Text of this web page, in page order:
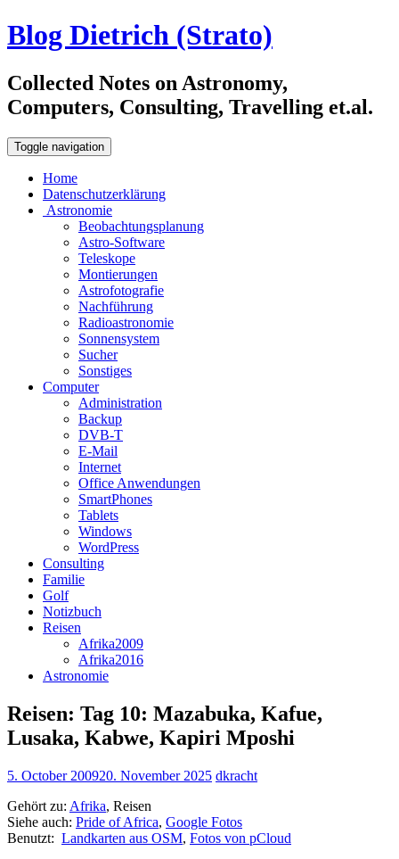
Blog Dietrich (Strato)
Collected Notes on Astronomy,
Computers, Consulting, Travelling et.al.
Toggle navigation
Home
Datenschutzerklärung
Astronomie
Beobachtungsplanung
Astro-Software
Teleskope
Montierungen
Astrofotografie
Nachführung
Radioastronomie
Sonnensystem
Sucher
Sonstiges
Computer
Administration
Backup
DVB-T
E-Mail
Internet
Office Anwendungen
SmartPhones
Tablets
Windows
WordPress
Consulting
Familie
Golf
Notizbuch
Reisen
Afrika2009
Afrika2016
Astronomie
Reisen: Tag 10: Mazabuka, Kafue,
Lusaka, Kabwe, Kapiri Mposhi
5. October 200920. November 2025 dkracht
Gehört zu: Afrika, Reisen
Siehe auch: Pride of Africa, Google Fotos
Benutzt: Landkarten aus OSM, Fotos von pCloud